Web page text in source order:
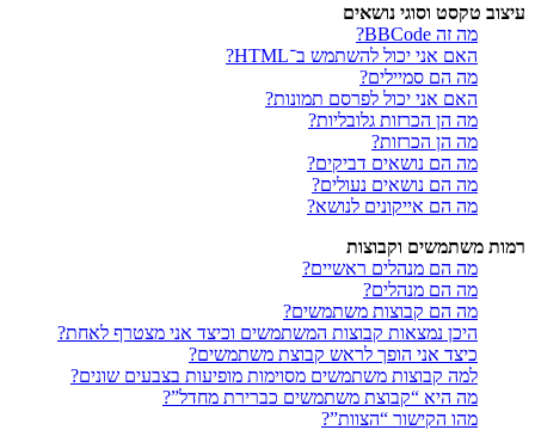
עיצוב טקסט וסוגי נושאים
מה זה BBCode?
האם אני יכול להשתמש ב־HTML?
מה הם סמיילים?
האם אני יכול לפרסם תמונות?
מה הן הכרזות גלובליות?
מה הן הכרזות?
מה הם נושאים דביקים?
מה הם נושאים נעולים?
מה הם אייקונים לנושא?
רמות משתמשים וקבוצות
מה הם מנהלים ראשיים?
מה הם מנהלים?
מה הם קבוצות משתמשים?
היכן נמצאות קבוצות המשתמשים וכיצד אני מצטרף לאחת?
כיצד אני הופך לראש קבוצת משתמשים?
למה קבוצות משתמשים מסוימות מופיעות בצבעים שונים?
מה היא “קבוצת משתמשים כברירת מחדל”?
מהו הקישור “הצוות”?